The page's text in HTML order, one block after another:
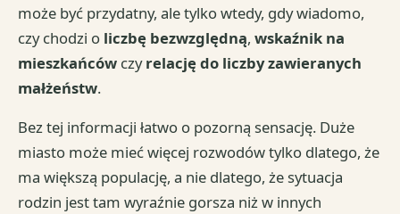
może być przydatny, ale tylko wtedy, gdy wiadomo,
czy chodzi o liczbę bezwzględną,wskaźnik na
mieszkańców czyrelację do liczby zawieranych
małżeństw.
Bez tej informacji łatwo o pozorną sensację. Duże
miasto może mieć więcej rozwodów tylko dlatego, że
ma większą populację, a nie dlatego, że sytuacja
rodzin jest tam wyraźnie gorsza niż w innych